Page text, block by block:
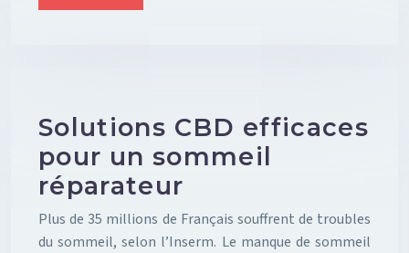
Solutions CBD efficaces
pour un sommeil
réparateur
Plus de 35 millions de Français souffrent de troubles
du sommeil, selon l’Inserm. Le manque de sommeil